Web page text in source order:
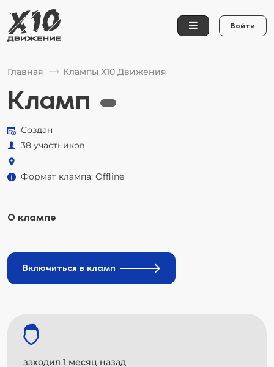
Войти
Главная Клампы Х10 Движения
Кламп
Создан
38 участников
Формат клампа: Offline
О клампе
Включиться в кламп
заходил 1 месяц назад